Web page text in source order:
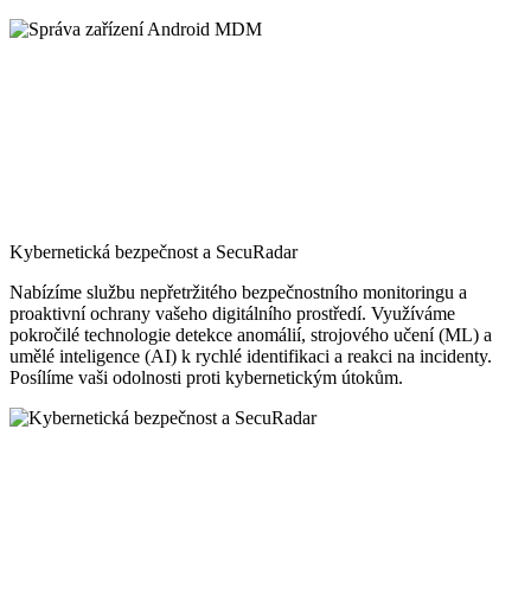
Kybernetická bezpečnost a SecuRadar
Nabízíme službu nepřetržitého bezpečnostního monitoringu a
proaktivní ochrany vašeho digitálního prostředí. Využíváme
pokročilé technologie detekce anomálií, strojového učení (ML) a
umělé inteligence (AI) k rychlé identifikaci a reakci na incidenty.
Posílíme vaši odolnosti proti kybernetickým útokům.